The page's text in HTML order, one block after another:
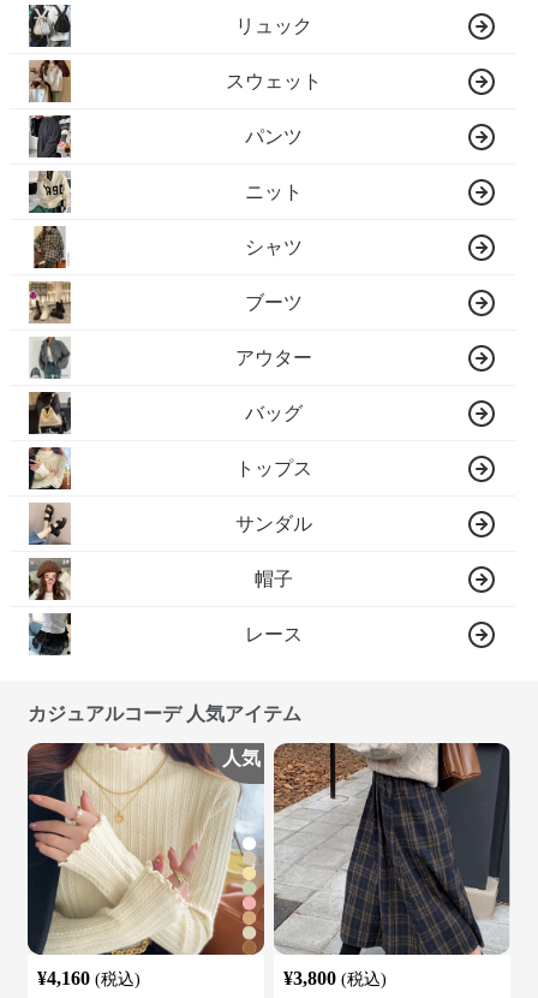
リュック
スウェット
パンツ
ニット
シャツ
ブーツ
アウター
バッグ
トップス
サンダル
帽子
レース
カジュアルコーデ 人気アイテム
人気
¥4,160 (税込) ¥3,800 (税込)